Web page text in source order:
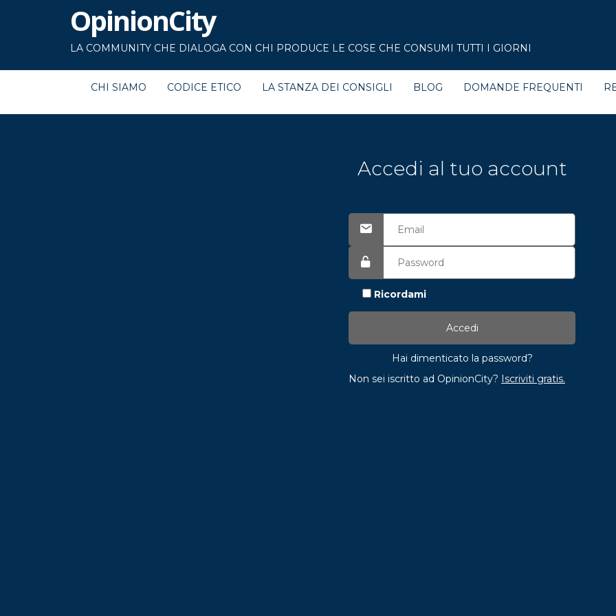
OpinionCity
LA COMMUNITY CHE DIALOGA CON CHI PRODUCE LE COSE CHE CONSUMI TUTTI I GIORNI
CHI SIAMO CODICE ETICO LA STANZA DEI CONSIGLI BLOG DOMANDE FREQUENTI
Accedi al tuo account
Ricordami
Hai dimenticato la password?
Non sei iscritto ad OpinionCity? Iscriviti gratis.